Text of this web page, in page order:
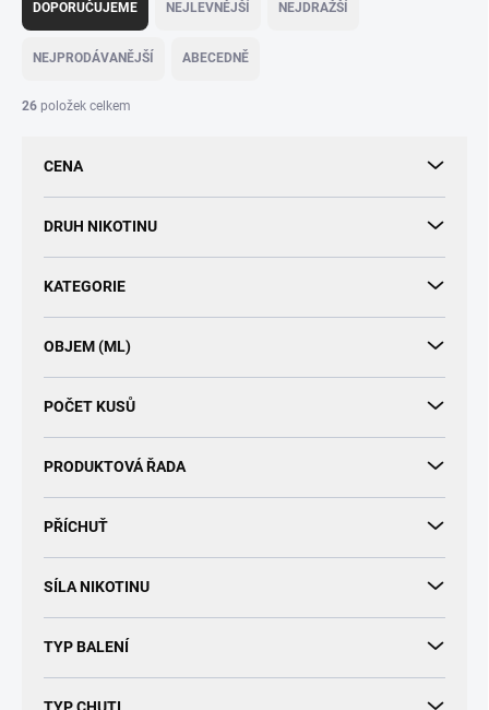
z
í
DOPORUČUJEME NEJLEVNĚJŠÍ NEJDRAŽŠÍ
NEJPRODÁVANĚJŠÍ ABECEDNĚ
26 položek celkem
CENA
DRUH NIKOTINU
KATEGORIE
OBJEM (ML)
POČET KUSŮ
PRODUKTOVÁ ŘADA
PŘÍCHUŤ
SÍLA NIKOTINU
TYP BALENÍ